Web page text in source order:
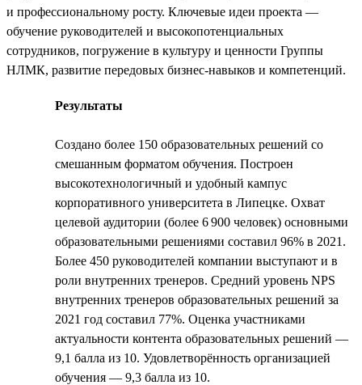
и профессиональному росту. Ключевые идеи проекта —
обучение руководителей и высокопотенциальных
сотрудников, погружение в культуру и ценности Группы
НЛМК, развитие передовых бизнес-навыков и компетенций.
Результаты
Создано более 150 образовательных решений со
смешанным форматом обучения. Построен
высокотехнологичный и удобный кампус
корпоративного университета в Липецке. Охват
целевой аудитории (более 6 900 человек) основными
образовательными решениями составил 96% в 2021.
Более 450 руководителей компании выступают и в
роли внутренних тренеров. Средний уровень NPS
внутренних тренеров образовательных решений за
2021 год составил 77%. Оценка участниками
актуальности контента образовательных решений —
9,1 балла из 10. Удовлетворённость организацией
обучения — 9,3 балла из 10.